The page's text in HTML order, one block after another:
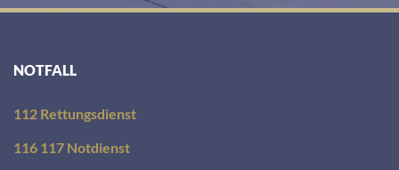
NOTFALL
112 Rettungsdienst
116 117 Notdienst